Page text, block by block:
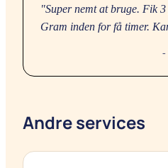
"Super nemt at bruge. Fik
Gram inden for få timer.
-
Andre services